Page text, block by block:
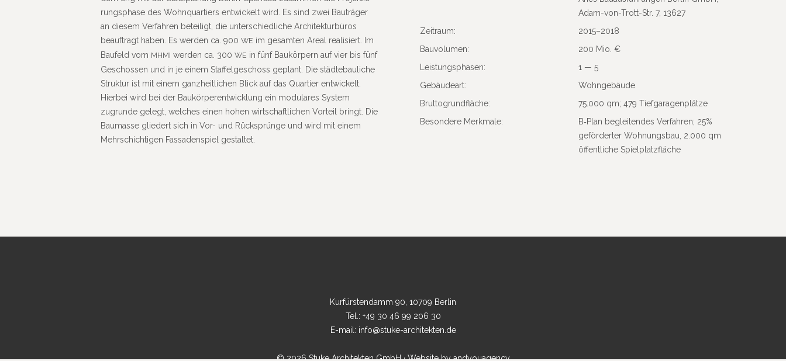
rungs­phase des Wohn­quar­tiers entwi­ckelt wird. Es sind zwei Bauträger
an diesem Verfahren betei­ligt, die unter­schied­liche Archi­tek­tur­büros
beauf­tragt haben. Es werden ca. 900 WE im gesamten Areal reali­siert. Im
Baufeld vom MHMI werden ca. 300 WE in fünf Baukör­pern auf vier bis fünf
Geschossen und in je einem Staf­fel­ge­schoss geplant. Die städ­te­bau­liche
Struktur ist mit einem ganz­heit­li­chen Blick auf das Quar­tier entwi­ckelt.
Hierbei wird bei der Baukör­per­ent­wick­lung ein modu­lares System
zugrunde gelegt, welches einen hohen wirt­schaft­li­chen Vorteil bringt. Die
Baumasse glie­dert sich in Vor- und Rück­sprünge und wird mit einem
Mehr­schich­tigen Fassa­den­spiel gestaltet.
Adam-von-Trott-Str. 7, 13627
Zeit­raum:
2015–2018
Bauvo­lumen:
200 Mio. €
Leis­tungs­phasen:
1 — 5
Gebäu­deart:
Wohn­ge­bäude
Brut­to­grund­fläche:
75.000 qm; 479 Tiefgaragenplätze
Beson­dere Merkmale:
B‑Plan beglei­tendes Verfahren; 25%
geför­derter Wohnungsbau, 2.000 qm
öffent­liche Spielplatzfläche
Kurfürstendamm 90, 10709 Berlin
Tel.: +49 30 46 99 206 30
E-mail: info@stuke-architekten.de
© 2026 Stuke Architekten GmbH · Website by andyouagency